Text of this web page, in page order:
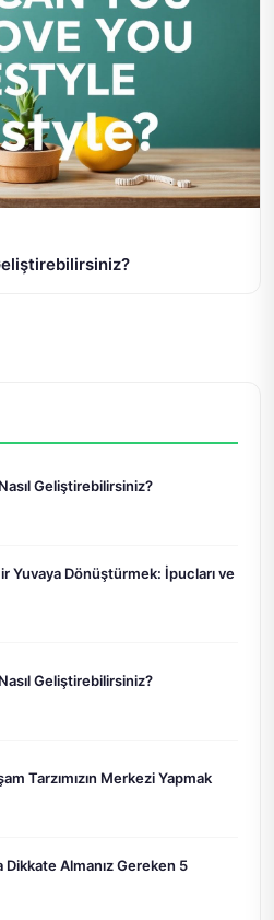
Nasıl Geliştirebilirsiniz?
Yuvaya Dönüştürmek: İpucları ve
Nasıl Geliştirebilirsiniz?
Tarzımızın Merkezi Yapmak
Dikkate Almanız Gereken 5